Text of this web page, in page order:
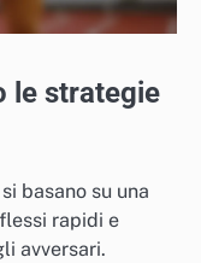
le strategie
basano su una
rapidi e
avversari.